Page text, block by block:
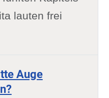
lauten frei
Auge